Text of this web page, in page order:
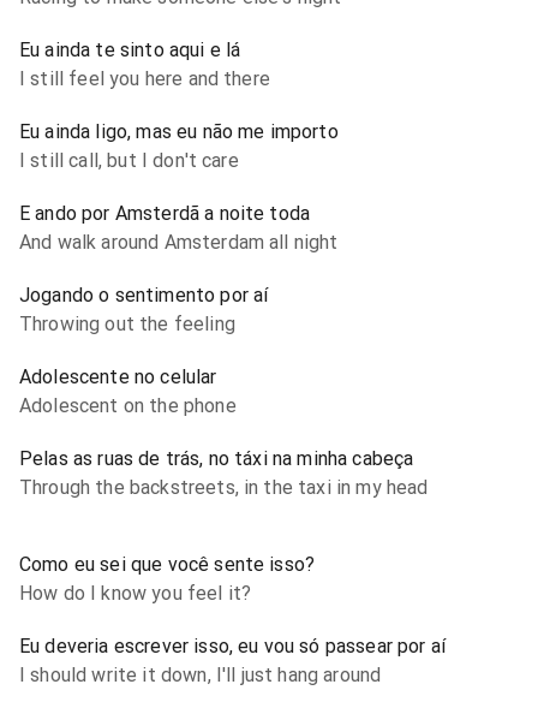
Eu ainda te sinto aqui e lá
I still feel you here and there
Eu ainda ligo, mas eu não me importo
I still call, but I don't care
E ando por Amsterdã a noite toda
And walk around Amsterdam all night
Jogando o sentimento por aí
Throwing out the feeling
Adolescente no celular
Adolescent on the phone
Pelas as ruas de trás, no táxi na minha cabeça
Through the backstreets, in the taxi in my head
Como eu sei que você sente isso?
How do I know you feel it?
Eu deveria escrever isso, eu vou só passear por aí
I should write it down, I'll just hang around